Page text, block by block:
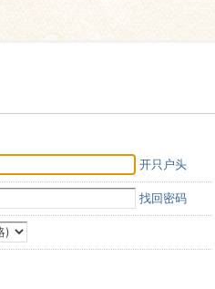
开只户头
找回密码